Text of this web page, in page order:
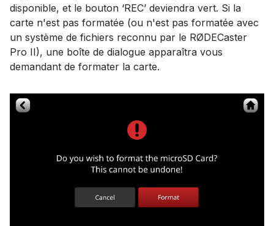
disponible, et le bouton ‘REC’ deviendra vert. Si la
carte n'est pas formatée (ou n'est pas formatée avec
un système de fichiers reconnu par le RØDECaster
Pro II), une boîte de dialogue apparaîtra vous
demandant de formater la carte.